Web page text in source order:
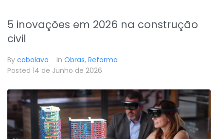
5 inovações em 2026 na construção
civil
By cabolavo In Obras, Reforma
Posted 14 de Junho de 2026